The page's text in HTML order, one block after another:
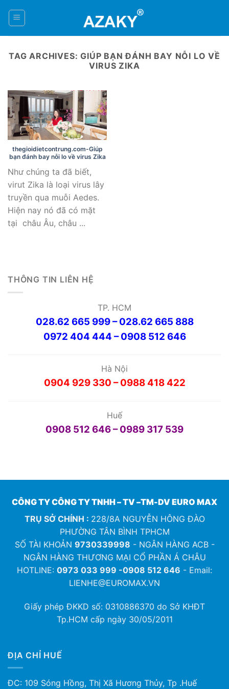
TAG ARCHIVES:GIÚP BẠN ĐÁNH BAY NỖI LO VỀ
VIRUS ZIKA
thegioidietcontrung.com-Giúp
bạn đánh bay nỗi lo về virus Zika
Như chúng ta đã biết,
virut Zika là loại virus lây
truyền qua muỗi Aedes.
Hiện nay nó đã có mặt
tại châu Âu, châu ...
THÔNG TIN LIÊN HỆ
TP. HCM
028.62 665 999 – 028.62 665 888
0972 404 444 – 0908 512 646
Hà Nội
0904 929 330 – 0988 418 422
Huế
0908 512 646 – 0989 317 539
CÔNG TY CÔNG TY TNHH – TV –TM-DV EURO MAX
TRỤ SỞ CHÍNH : 228/8A NGUYỄN HÔNG ĐÀO
PHƯỜNG TÂN BÌNH TPHCM
SỐ TÀI KHOẢN 9730339998 - NGÂN HÀNG ACB -
NGÂN HÀNG THƯƠNG MẠI CỔ PHẦN Á CHÂU
HOTLINE: 0973 033 999 -0908 512 646 - Email:
LIENHE@EUROMAX.VN
Giấy phép ĐKKD số: 0310886370 do Sở KHĐT
Tp.HCM cấp ngày 30/05/2011
ĐỊA CHỈ HUẾ
ĐC: 109 Sóng Hồng, Thị Xã Hương Thủy, Tp .Huế